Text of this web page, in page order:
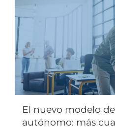
El nuevo modelo
autónomo: más